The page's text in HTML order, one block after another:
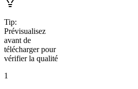
Tip:
Prévisualisez
avant de
télécharger pour
vérifier la qualité
1